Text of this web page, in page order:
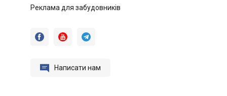
Реклама для забудовників
  
 Написати нам